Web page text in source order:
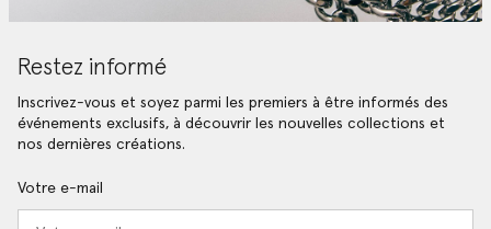
Restez informé
Inscrivez-vous et soyez parmi les premiers à être informés des
événements exclusifs, à découvrir les nouvelles collections et
nos dernières créations.
Votre e-mail